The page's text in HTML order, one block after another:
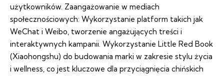
użytkowników. Zaangażowanie w mediach
społecznościowych: Wykorzystanie platform takich jak
WeChat i Weibo, tworzenie angażujących treści i
interaktywnych kampanii. Wykorzystanie Little Red Book
(Xiaohongshu) do budowania marki w zakresie stylu życia
i wellness, co jest kluczowe dla przyciągnięcia chińskich